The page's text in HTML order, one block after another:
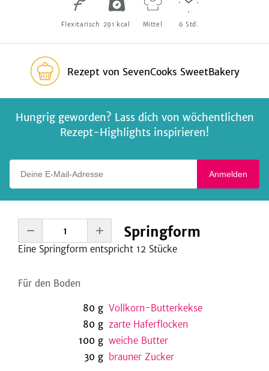
Flexitarisch 291 kcal Mittel 6 Std.
Rezeptvon SevenCooks SweetBakery
Hungrig geworden? Lass dich von wöchentlichen
Rezept-Highlights inspirieren!
Anmelden
Springform
Eine Springform entspricht 12 Stücke
Für den Boden
80 g Vollkorn-Butterkekse
80 g zarte Haferflocken
100 g weiche Butter
30 g brauner Zucker